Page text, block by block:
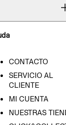
CONTACTO
SERVICIO AL
CLIENTE
MI CUENTA
NUESTRAS